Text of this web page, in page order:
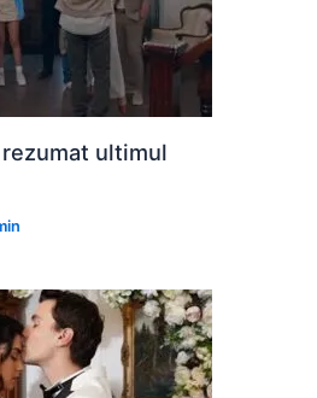
rezumat ultimul